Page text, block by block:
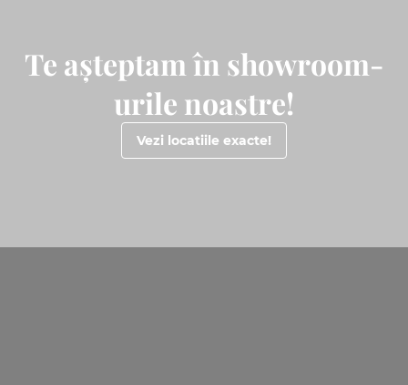
Te așteptam în showroom-
urile noastre!
Vezi locatiile exacte!